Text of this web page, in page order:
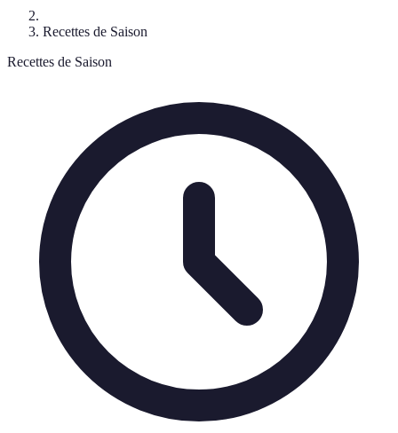
Recettes de Saison
Recettes de Saison